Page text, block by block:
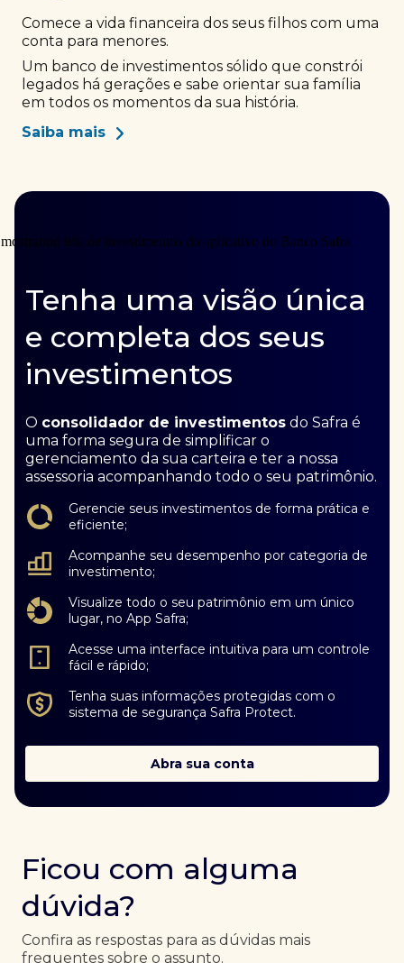
Comece a vida financeira dos seus filhos com uma
conta para menores.
Um banco de investimentos sólido que constrói
legados há gerações e sabe orientar sua família
em todos os momentos da sua história.
Saiba mais
Tenha uma visão única
e completa dos seus
investimentos
O consolidador de investimentos do Safra é
uma forma segura de simplificar o
gerenciamento da sua carteira e ter a nossa
assessoria acompanhando todo o seu patrimônio.
Gerencie seus investimentos de forma prática e
eficiente;
Acompanhe seu desempenho por categoria de
investimento;
Visualize todo o seu patrimônio em um único
lugar, no App Safra;
Acesse uma interface intuitiva para um controle
fácil e rápido;
Tenha suas informações protegidas com o
sistema de segurança Safra Protect.
Abra sua conta
Ficou com alguma
dúvida?
Confira as respostas para as dúvidas mais
frequentes sobre o assunto.